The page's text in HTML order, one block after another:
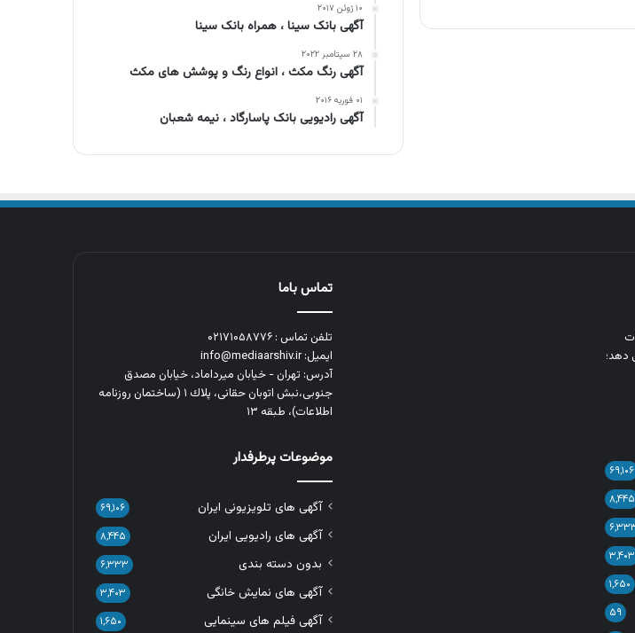
۱۰ ژوئن ۲۰۱۷
آگهی بانک سینا ، همراه بانک سینا
۲۸ سپتامبر ۲۰۲۲
آگهی رنگ مکث ، انواع رنگ و پوشش های مکث
۰۱ فوریه ۲۰۱۶
آگهی رادیویی بانک پاسارگاد ، نیمه شعبان
دهد؛
۶۹,۱۰۶
۸,۴۴۵
۳,۴۰۳
۱,۶۵۰
۵۹
تماس باما
تلفن تماس : ۰۲۱۷۱۰۵۸۷۷۶
ایمیل: info@mediaarshiv.ir
آدرس: تهران - خیابان میرداماد، خیابان مصدق
جنوبی،نبش اتوبان حقانی، پلاك ١ (ساختمان روزنامه
اطلاعات)، طبقه ۱۳
موضوعات پرطرفدار
آگهی های تلویزیونی ایران ۶۹,۱۰۶
آگهی های رادیویی ایران ۸,۴۴۵
بدون دسته بندی ۶,۳۳۳
آگهی های نمایش خانگی ۳,۴۰۳
آگهی فیلم های سینمایی ۱,۶۵۰